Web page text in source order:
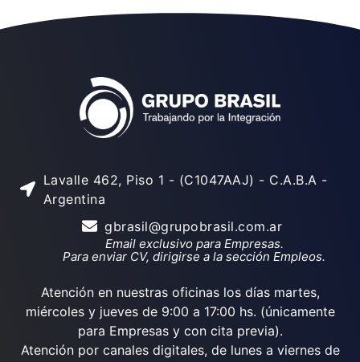
Lavalle 462, Piso 1 - (C1047AAJ) - C.A.B.A -
Argentina
gbrasil@grupobrasil.com.ar
Email exclusivo para Empresas.
Para enviar CV, dirigirse a la sección Empleos.
Atención en nuestras oficinas los días martes,
miércoles y jueves de 9:00 a 17:00 hs. (únicamente
para Empresas y con cita previa).
Atención por canales digitales, de lunes a viernes de